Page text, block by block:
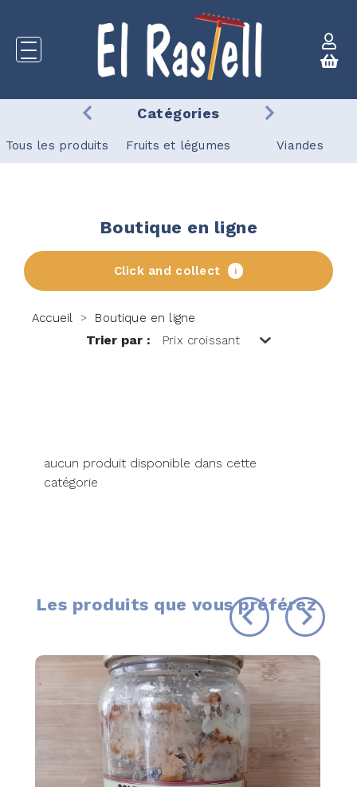
Catégories
Tous les produits Fruits et légumes Viandes
Boutique en ligne
Click and collect i
Accueil > Boutique en ligne
Trier par :
aucun produit disponible dans cette
catégorie
Les produits que vous préférez